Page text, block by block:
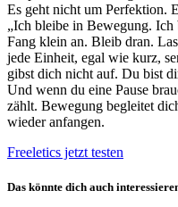
Es geht nicht um Perfektion.
„Ich bleibe in Bewegung.
Fang klein an. Bleib dran.
jede Einheit, egal wie kurz,
gibst dich nicht auf. Du bist
Und wenn du eine Pause
zählt. Bewegung begleitet
wieder anfangen.
Freeletics jetzt testen
Das könnte dich auch